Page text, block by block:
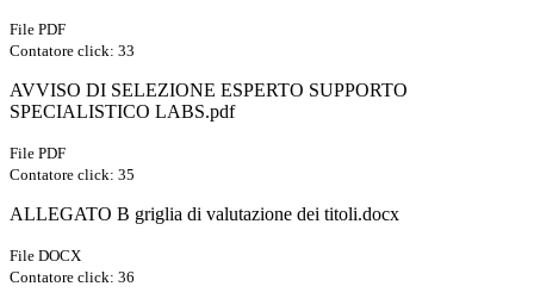
File PDF
Contatore click: 33
AVVISO DI SELEZIONE ESPERTO SUPPORTO
SPECIALISTICO LABS.pdf
File PDF
Contatore click: 35
ALLEGATO B griglia di valutazione dei titoli.docx
File DOCX
Contatore click: 36